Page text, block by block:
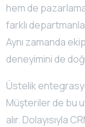
hem de
farklı
Aynı zamanda
deneyimini de
Üstelik
Müşteriler de bu
alır. Dolayısıyla